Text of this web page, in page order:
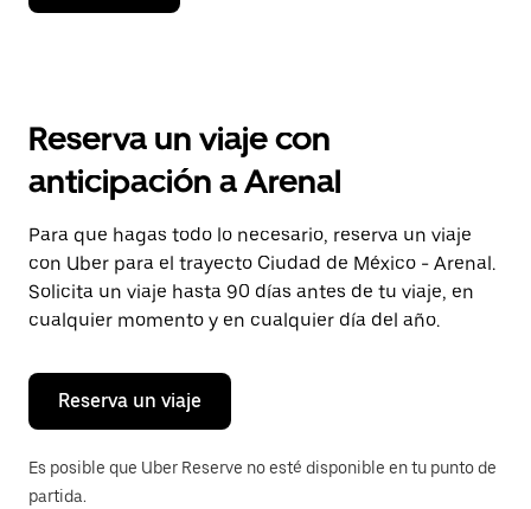
flecha
el
y
selecciona
una
fecha.
Presiona
la
tecla Esc
para
el
calendario.
Reserva un viaje con
anticipación a Arenal
Para que hagas todo lo necesario, reserva un viaje
con Uber para el trayecto Ciudad de México - Arenal.
Solicita un viaje hasta 90 días antes de tu viaje, en
cualquier momento y en cualquier día del año.
Reserva un viaje
Es posible que Uber Reserve no esté disponible en tu punto de
partida.